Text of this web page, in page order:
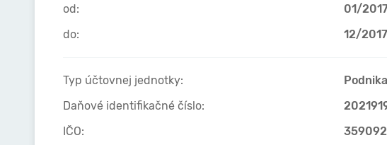
od:
01/
do:
12/2017
Typ účtovnej jednotky:
Daňové identifikačné číslo:
IČO: